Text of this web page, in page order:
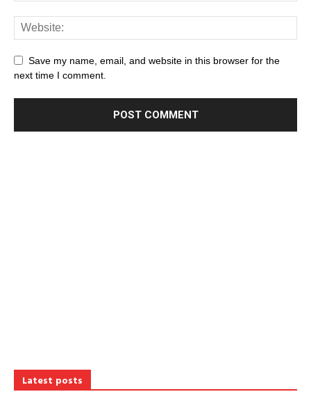
Save my name, email, and website in this browser for the
next time I comment.
Latest posts